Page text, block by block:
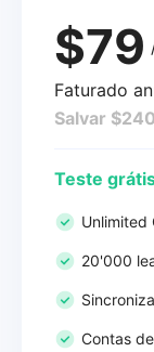
$79
Faturado
Salvar $240
Teste
Unlimited
20'000
Contas